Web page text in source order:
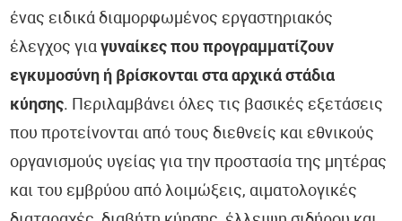
ένας ειδικά διαμορφωμένος εργαστηριακός
έλεγχος γιαγυναίκες που προγραμματίζουν
εγκυμοσύνη ή βρίσκονται στα αρχικά στάδια
κύησης. Περιλαμβάνει όλες τις βασικές εξετάσεις
που προτείνονται από τους διεθνείς και εθνικούς
οργανισμούς υγείας για την προστασία της μητέρας
και του εμβρύου από λοιμώξεις, αιματολογικές